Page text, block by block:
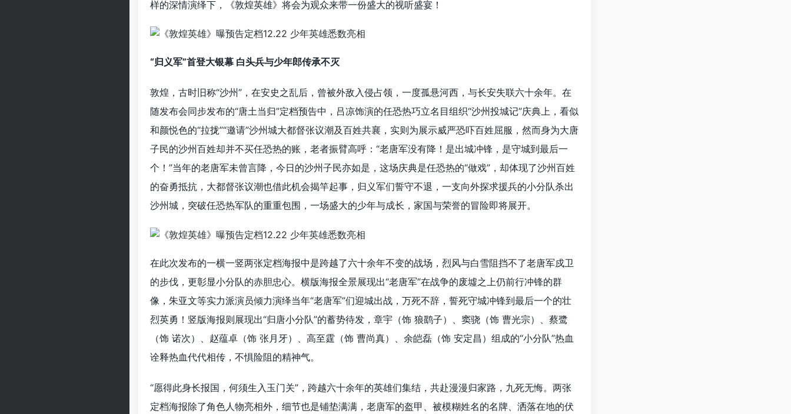
样的深情演绎下，《敦煌英雄》将会为观众来带一份盛大的视听盛宴！
“归义军”首登大银幕 白头兵与少年郎传承不灭
敦煌，古时旧称“沙州”，在安史之乱后，曾被外敌入侵占领，一度孤悬河西，与长安失联六十余年。在
随发布会同步发布的“唐土当归”定档预告中，吕凉饰演的任恐热巧立名目组织“沙州投城记”庆典上，看似
和颜悦色的“拉拢”“邀请”沙州城大都督张议潮及百姓共襄，实则为展示威严恐吓百姓屈服，然而身为大唐
子民的沙州百姓却并不买任恐热的账，老者振臂高呼：“老唐军没有降！是出城冲锋，是守城到最后一
个！”当年的老唐军未曾言降，今日的沙州子民亦如是，这场庆典是任恐热的“做戏”，却体现了沙州百姓
的奋勇抵抗，大都督张议潮也借此机会揭竿起事，归义军们誓守不退，一支向外探求援兵的小分队杀出
沙州城，突破任恐热军队的重重包围，一场盛大的少年与成长，家国与荣誉的冒险即将展开。
在此次发布的一横一竖两张定档海报中是跨越了六十余年不变的战场，烈风与白雪阻挡不了老唐军戍卫
的步伐，更彰显小分队的赤胆忠心。横版海报全景展现出“老唐军”在战争的废墟之上仍前行冲锋的群
像，朱亚文等实力派演员倾力演绎当年“老唐军”们迎城出战，万死不辞，誓死守城冲锋到最后一个的壮
烈英勇！竖版海报则展现出“归唐小分队”的蓄势待发，章宇（饰 狼鹞子）、窦骁（饰 曹光宗）、蔡鹭
（饰 诺次）、赵蕴卓（饰 张月牙）、高至霆（饰 曹尚真）、余皑磊（饰 安定昌）组成的“小分队”热血
诠释热血代代相传，不惧险阻的精神气。
“愿得此身长报国，何须生入玉门关”，跨越六十余年的英雄们集结，共赴漫漫归家路，九死无悔。两张
定档海报除了角色人物亮相外，细节也是铺垫满满，老唐军的盔甲、被模糊姓名的名牌、洒落在地的伏